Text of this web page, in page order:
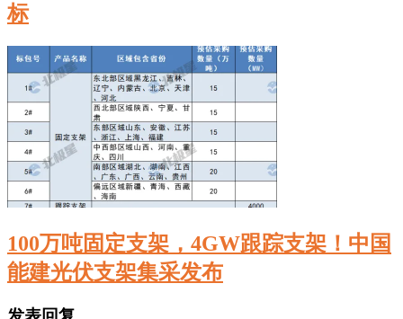
标
100万吨固定支架，4GW跟踪支架！中国
能建光伏支架集采发布